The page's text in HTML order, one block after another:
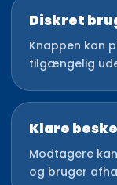
Diskret
Knappen kan
tilgængelig
Klare
Modtagere
og bruger